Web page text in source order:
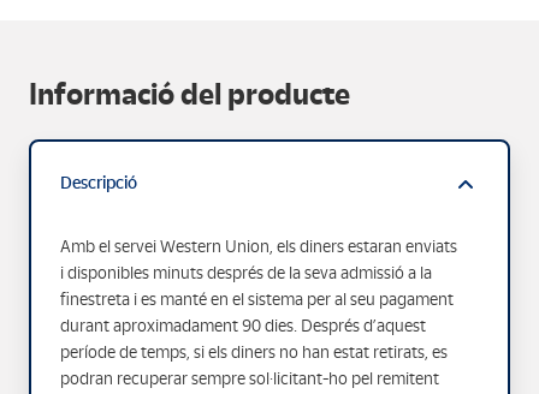
Informació del producte
Descripció
Amb el servei Western Union, els diners estaran enviats
i disponibles minuts després de la seva admissió a la
finestreta i es manté en el sistema per al seu pagament
durant aproximadament 90 dies. Després d’aquest
període de temps, si els diners no han estat retirats, es
podran recuperar sempre sol·licitant-ho pel remitent